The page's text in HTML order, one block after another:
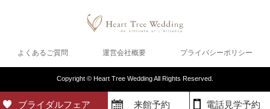
ブライダルフェア 来館予約 電話見学予約
よくあるご質問 運営会社概要 プライバシーポリシー
Copyright © Heart Tree Wedding All Rights Reserved.